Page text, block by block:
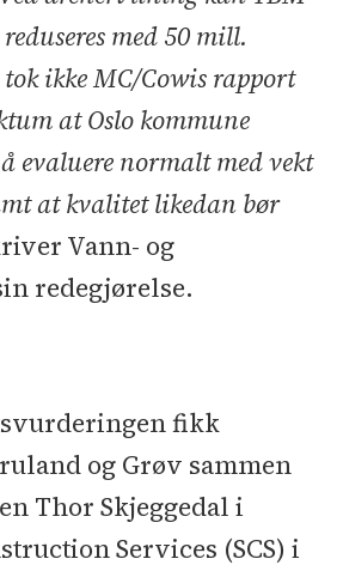
med 50 mill.
tok ikke MC/Cowis rapport
at Oslo kommune
evaluere normalt med vekt
at kvalitet likedan bør
Vann- og
redegjørelse.
fikk
og Grøv sammen
Thor Skjeggedal i
Services (SCS) i